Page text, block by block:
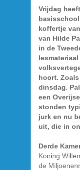
Vrijdag
basisschool
koffertje
van Hilde
in de
hoort.
dinsdag.
een
stonden
jurk en nu
uit, die in
Derde
Koning
de